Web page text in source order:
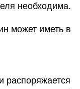
необходима.
может иметь в
распоряжается